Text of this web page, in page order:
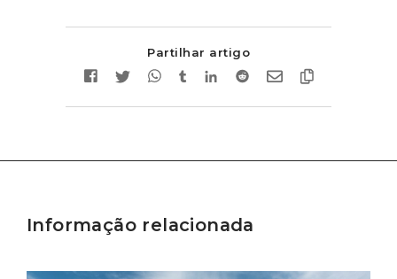
Partilhar artigo
Informação relacionada